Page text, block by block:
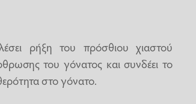
ρήξη του πρόσθιου χιαστού
του γόνατος και συνδέει το
στο γόνατο.